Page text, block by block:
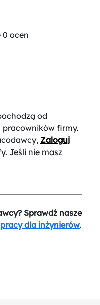
ocen
od
pracowników firmy.
Zaloguj
Jeśli nie masz
Sprawdź nasze
dla inżynierów.